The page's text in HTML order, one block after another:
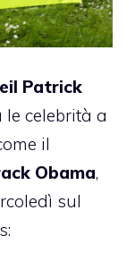
Patrick
le celebrità a
il
Obama,
sul